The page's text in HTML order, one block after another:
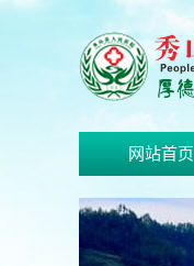
网站首页